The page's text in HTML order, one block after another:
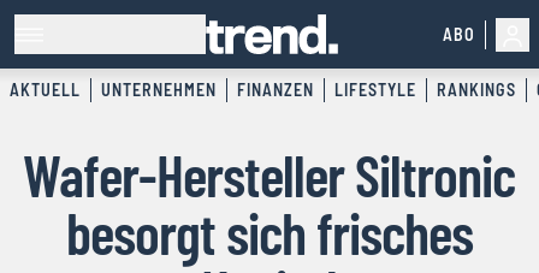
ABO
AKTUELL UNTERNEHMEN FINANZEN LIFESTYLE RANKINGS
Wafer-Hersteller Siltronic
besorgt sich frisches